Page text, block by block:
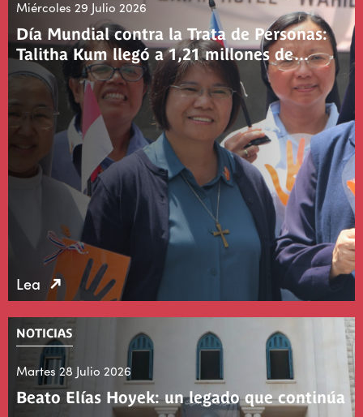
Miércoles 29 Julio 2026
Día Mundial contra la Trata de Personas:
Talitha Kum llegó a 1,21 millones de…
Lea
NOTICIAS
Martes 28 Julio 2026
Beato Elías Hoyek: un legado que continúa